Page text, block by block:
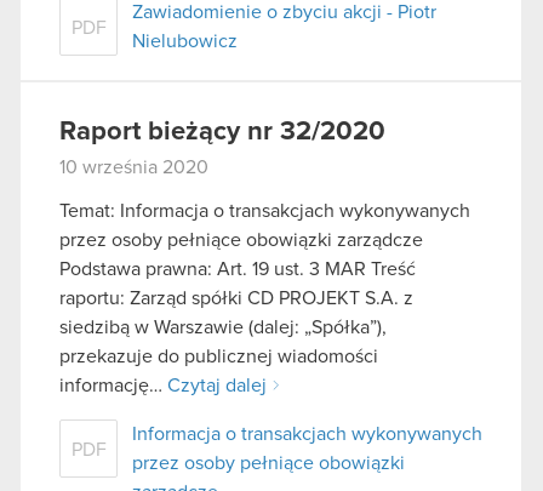
PDF
Zawiadomienie o zbyciu akcji - Piotr
Nielubowicz
Raport bieżący nr 32/2020
10 września 2020
Temat: Informacja o transakcjach wykonywanych
przez osoby pełniące obowiązki zarządcze
Podstawa prawna: Art. 19 ust. 3 MAR Treść
raportu: Zarząd spółki CD PROJEKT S.A. z
siedzibą w Warszawie (dalej: „Spółka”),
przekazuje do publicznej wiadomości
informację… Czytaj dalej
PDF
Informacja o transakcjach wykonywanych
przez osoby pełniące obowiązki